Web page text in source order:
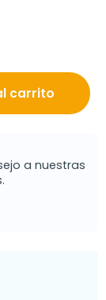
carrito
a nuestras